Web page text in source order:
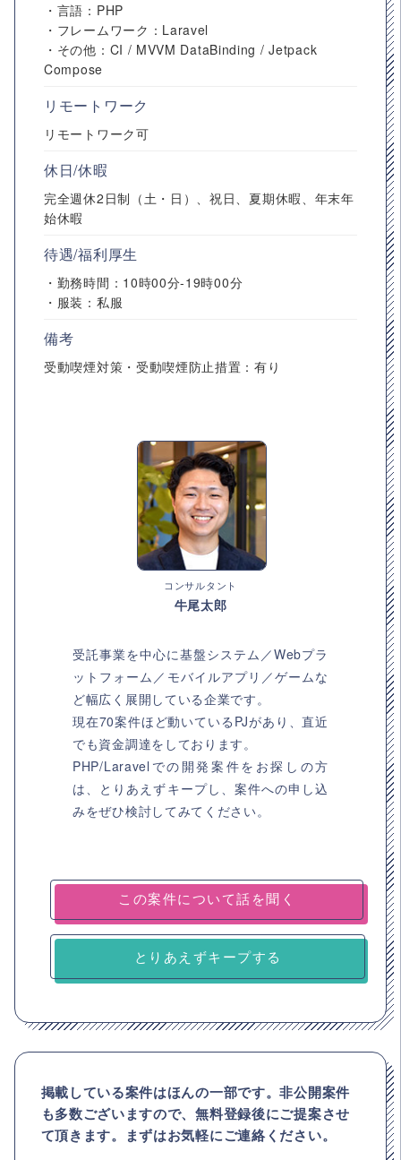
・言語：PHP
・フレームワーク：Laravel
・その他：CI / MVVM DataBinding / Jetpack
Compose
リモートワーク
リモートワーク可
休日/休暇
完全週休2日制（土・日）、祝日、夏期休暇、年末年
始休暇
待遇/福利厚生
・勤務時間：10時00分-19時00分
・服装：私服
備考
受動喫煙対策・受動喫煙防止措置：有り
コンサルタント
牛尾太郎
受託事業を中心に基盤システム／Webプラ
ットフォーム／モバイルアプリ／ゲームな
ど幅広く展開している企業です。
現在70案件ほど動いているPJがあり、直近
でも資金調達をしております。
PHP/Laravelでの開発案件をお探しの方
は、とりあえずキープし、案件への申し込
みをぜひ検討してみてください。
とりあえずキープする
掲載している案件はほんの一部です。非公開案件
も多数ございますので、無料登録後にご提案させ
て頂きます。まずはお気軽にご連絡ください。